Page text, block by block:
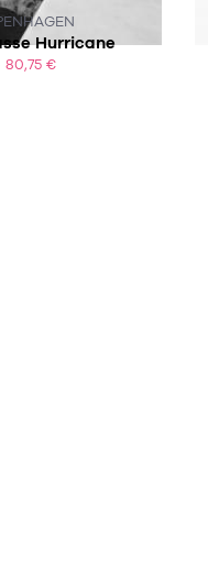
Hurricane
80,75 €
EN STOCK :-(